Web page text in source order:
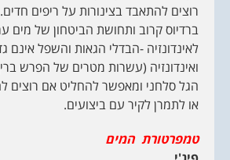
רוצים להתאבד בצינורות על ריפים
ברדיוס קרוב ותחושת הביטחון של מים
לאינדונזיה -הבדלי הגאות והשפל אינם
ואינדונזיה (עשרות מטרים של הפרש
הגל סלחני ומאפשר להחליט אם רוצים
או לתמרן לקיר עם ביצועים.
טמפרטורת המים